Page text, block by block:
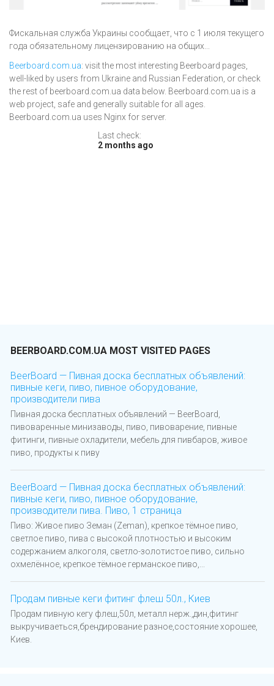
Фискальная служба Украины сообщает, что с 1 июля текущего
года обязательному лицензированию на общих...
Beerboard.com.ua: visit the most interesting Beerboard pages,
well-liked by users from Ukraine and Russian Federation, or check
the rest of beerboard.com.ua data below. Beerboard.com.ua is a
web project, safe and generally suitable for all ages.
Beerboard.com.ua uses Nginx for server.
Last check:
2 months ago
BEERBOARD.COM.UA MOST VISITED PAGES
BeerBoard — Пивная доска бесплатных объявлений:
пивные кеги, пиво, пивное оборудование,
производители пива
Пивная доска бесплатных объявлений — BeerBoard,
пивоваренные минизаводы, пиво, пивоварение, пивные
фитинги, пивные охладители, мебель для пивбаров, живое
пиво, продукты к пиву
BeerBoard — Пивная доска бесплатных объявлений:
пивные кеги, пиво, пивное оборудование,
производители пива. Пиво, 1 страница
Пиво: Живое пиво Земан (Zemаn), крепкое тёмное пиво,
светлое пиво, пива с высокой плотностью и высоким
содержанием алкоголя, светло-золотистое пиво, сильно
охмелённое, крепкое тёмное германское пиво,...
Продам пивные кеги фитинг флеш 50л., Киев
Продам пивную кегу флеш,50л, металл нерж.,дин,фитинг
выкручиваеться,брендирование разное,состояние хорошее,
Киев.